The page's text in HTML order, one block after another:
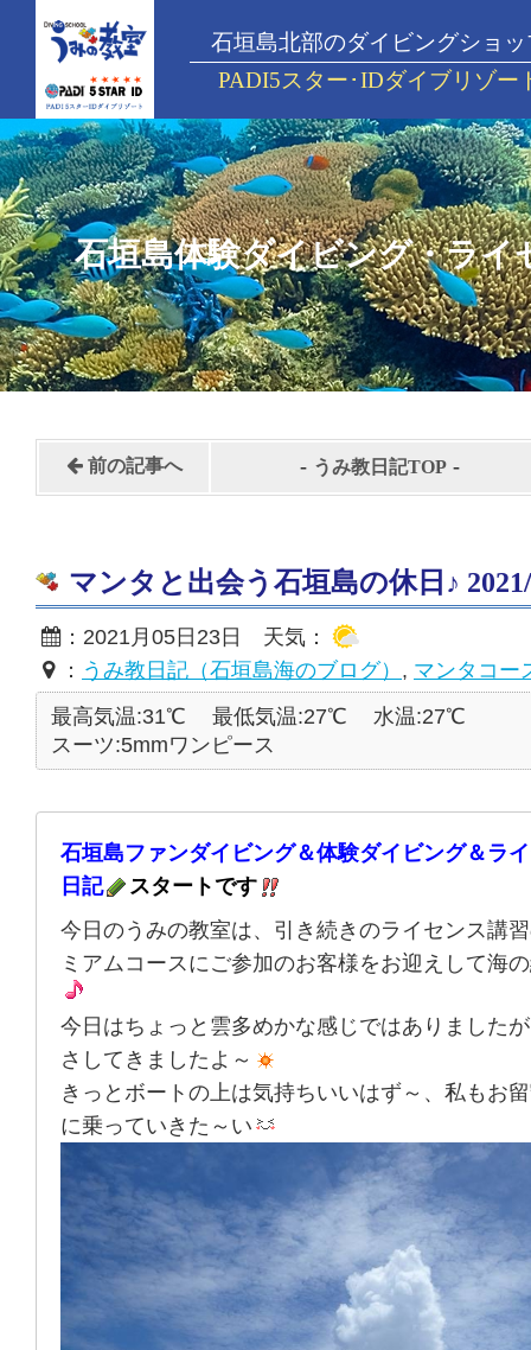
石垣島北部のダイビングショッ
PADI5スター･IDダイブリゾー
石垣島体験ダイビング・ライ
前の記事へ - うみ教日記TOP -
マンタと出会う石垣島の休日♪
：2021月05日23日 天気：
： うみ教日記（石垣島海のブログ） , マンタコー
最高気温:31℃
最低気温:27℃
水温:27℃
スーツ:5mmワンピース
石垣島ファンダイビング＆体験ダイビング＆ラ
日記
スタートです
今日のうみの教室は、引き続きのライセンス講
ミアムコースにご参加のお客様をお迎えして海
今日はちょっと雲多めかな感じではありました
さしてきましたよ～
きっとボートの上は気持ちいいはず～、私もお
に乗っていきた～い